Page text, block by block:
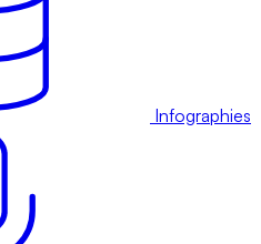
Infographies